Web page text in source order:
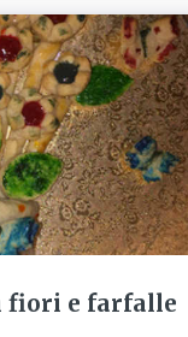
fiori e farfalle